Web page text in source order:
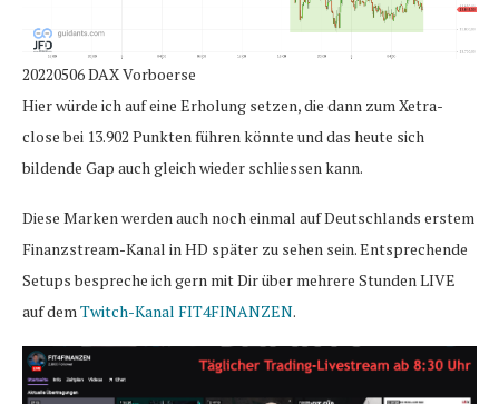
20220506 DAX Vorboerse
Hier würde ich auf eine Erholung setzen, die dann zum Xetra-
close bei 13.902 Punkten führen könnte und das heute sich
bildende Gap auch gleich wieder schliessen kann.
Diese Marken werden auch noch einmal auf Deutschlands erstem
Finanzstream-Kanal in HD später zu sehen sein. Entsprechende
Setups bespreche ich gern mit Dir über mehrere Stunden LIVE
auf demTwitch-Kanal FIT4FINANZEN.